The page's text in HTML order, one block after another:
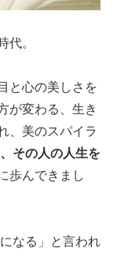
代。
と心の美しさを
が変わる、生き
、美のスパイラ
その人の人生を
歩んできまし
なる」と言われ